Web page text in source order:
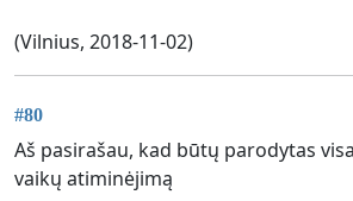
(Vilnius, 2018-11-02)
#80
Aš pasirašau, kad būtų parodytas
vaikų atiminėjimą